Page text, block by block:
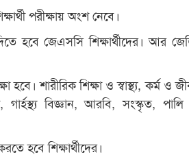
পরীক্ষায় অংশ নেবে।
হবে জেএসসি শিক্ষার্থীদের। আর
হবে। শারীরিক শিক্ষা ও স্বাস্থ্য, কর্ম ও
বিজ্ঞান, আরবি, সংস্কৃত, পালি
হবে শিক্ষার্থীদের।